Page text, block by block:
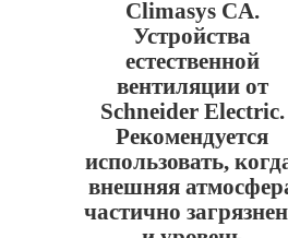
Climasys CA.
Устройства
естественной
вентиляции от
Schneider Electric.
Рекомендуется
использовать,
внешняя
частично